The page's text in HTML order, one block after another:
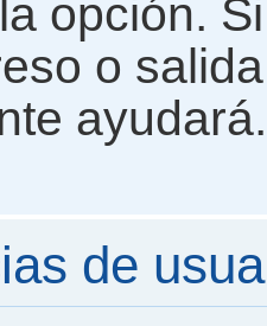
opción.
o
ayudará.
de